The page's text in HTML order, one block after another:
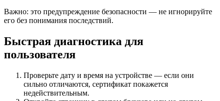
Важно: это предупреждение безопасности — не игнорируйте
его без понимания последствий.
Быстрая диагностика для
пользователя
Проверьте дату и время на устройстве — если они
сильно отличаются, сертификат покажется
недействительным.